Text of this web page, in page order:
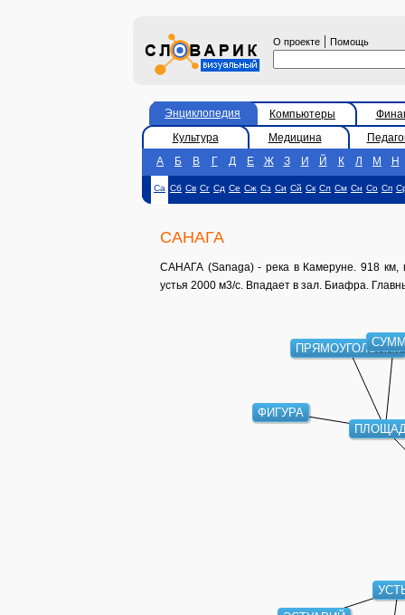
О проекте | Помощь
Энциклопедия Компьютеры
Культура
Медицина
А
Б В Г Д Е Ж З И Й К Л М Н
Са Сб Св Сг Сд Се Сж Сз Си Сй Ск Сл См Сн Со Сп
САНАГА
САНАГА (Sanaga) - река в Камеруне. 918 км,
устья 2000 м3/с. Впадает в зал. Биафра.
ПРЯМОУГОЛЬНИК
ФИГУРА